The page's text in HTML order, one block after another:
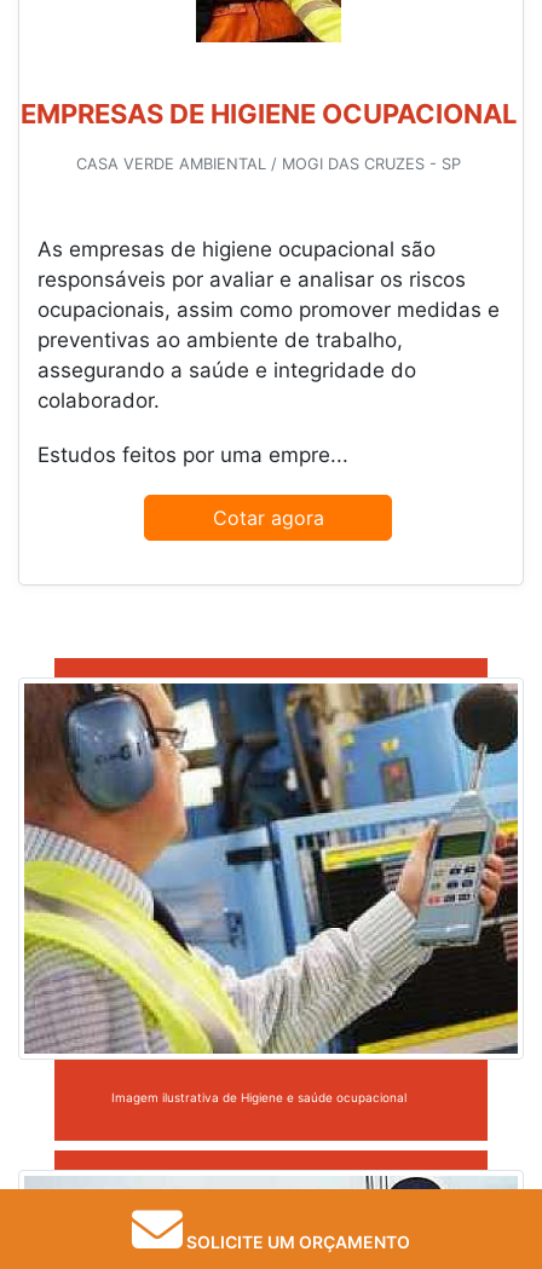
EMPRESAS DE HIGIENE OCUPACIONAL
CASA VERDE AMBIENTAL / MOGI DAS CRUZES - SP
As empresas de higiene ocupacional são
responsáveis por avaliar e analisar os riscos
ocupacionais, assim como promover medidas e
preventivas ao ambiente de trabalho,
assegurando a saúde e integridade do
colaborador.
Estudos feitos por uma empre...
Cotar agora
Imagem ilustrativa de Higiene e saúde ocupacional
SOLICITE UM ORÇAMENTO